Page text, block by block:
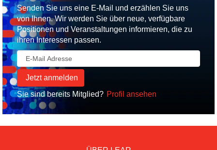
Senden Sie uns eine E-Mail und erzählen Sie uns
von Ihnen. Wir werden Sie über neue, verfügbare
Positionen und Veranstaltungen informieren, die zu
ihren Interessen passen.
Sie sind bereits Mitglied? Profil ansehen